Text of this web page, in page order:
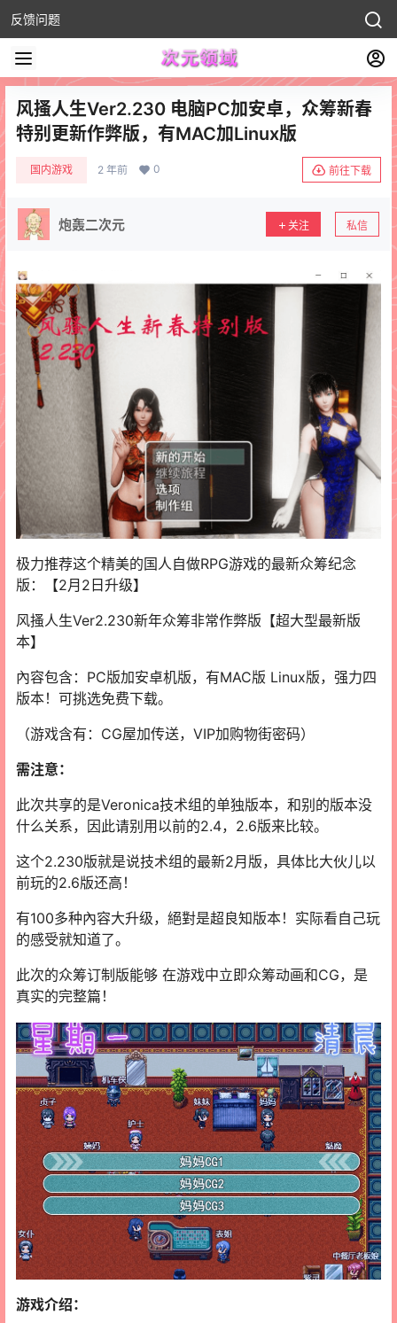
反馈问题
风搔人生Ver2.230 电脑PC加安卓，众筹新春
特别更新作弊版，有MAC加Linux版
国内游戏 2 年前 0 前往下载
炮轰二次元 关注 私信
极力推荐这个精美的国人自做RPG游戏的最新众筹纪念
版：【2月2日升级】
风搔人生Ver2.230新年众筹非常作弊版【超大型最新版
本】
內容包含：PC版加安卓机版，有MAC版 Linux版，强力四
版本！可挑选免费下载。
（游戏含有：CG屋加传送，VIP加购物街密码）
需注意：
此次共享的是Veronica技术组的单独版本，和别的版本没
什么关系，因此请别用以前的2.4，2.6版来比较。
这个2.230版就是说技术组的最新2月版，具体比大伙儿以
前玩的2.6版还高！
有100多种內容大升级，絕對是超良知版本！实际看自己玩
的感受就知道了。
此次的众筹订制版能够 在游戏中立即众筹动画和CG，是
真实的完整篇！
游戏介绍：